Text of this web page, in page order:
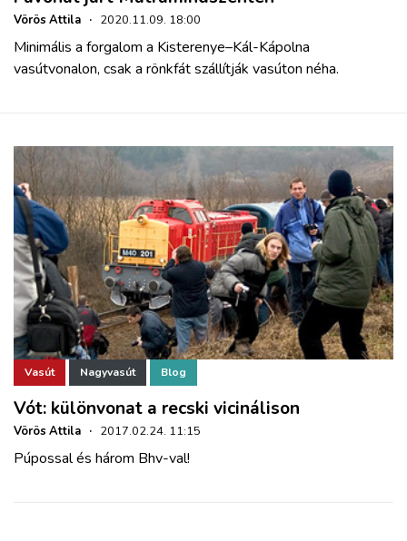
Vörös Attila · 2020.11.09. 18:00
Minimális a forgalom a Kisterenye–Kál-Kápolna
vasútvonalon, csak a rönkfát szállítják vasúton néha.
Vasút Nagyvasút Blog
Vót: különvonat a recski vicinálison
Vörös Attila · 2017.02.24. 11:15
Púpossal és három Bhv-val!